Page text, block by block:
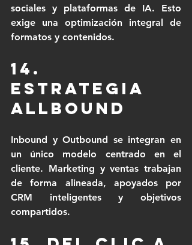
sociales y plataformas de IA. Esto
exige una optimización integral de
formatos y contenidos.
14.
Estrategia
Allbound
Inbound y Outbound se integran en
un único modelo centrado en el
cliente. Marketing y ventas trabajan
de forma alineada, apoyados por
CRM inteligentes y objetivos
compartidos.